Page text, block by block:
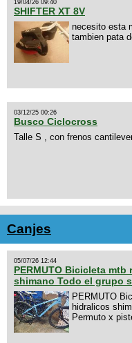
19/04/26 09:40
SHIFTER XT 8V
necesito esta
tambien pata
03/12/25 00:26
Busco Ciclocross
Talle S , con frenos
Canjes
05/07/26 12:44
PERMUTO Bicicleta
shimano Todo el grupo s
PERMUTO
hidralicos
Permuto x